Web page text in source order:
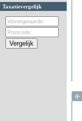
Taxatievergelijk